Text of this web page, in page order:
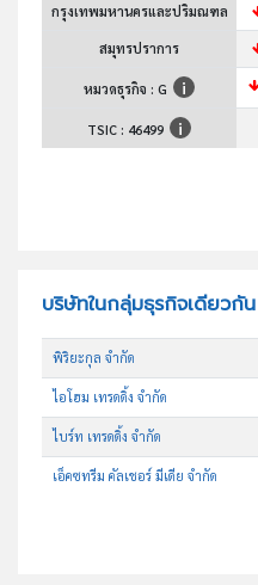
กรุงเทพมหานครและปริมณฑล
สมุทรปราการ
หมวดธุรกิจ : G
TSIC : 46499
บริษัทในกลุ่มธุรกิจเดียวกัน
พิริยะกุล จำกัด
ไอโฮม เทรดดิ้ง จำกัด
ไบร์ท เทรดดิ้ง จำกัด
เอ็คซทรีม คัลเชอร์ มีเดีย จำกัด